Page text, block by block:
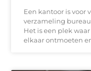
Een kantoor is voor
verzameling
Het is een plek
elkaar ontmoeten